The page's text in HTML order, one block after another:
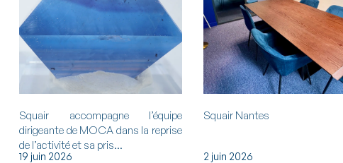
Squair accompagne l’équipe
dirigeante de MOCA dans la reprise
de l’activité et sa pris...
19 juin 2026
Squair Nantes
2 juin 2026